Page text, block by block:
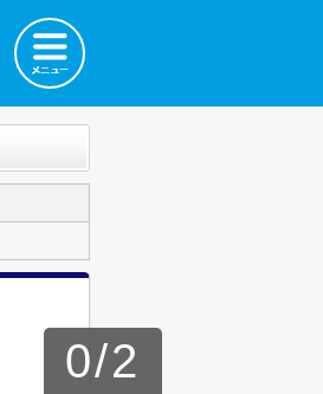
0/2